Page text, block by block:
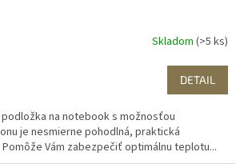
Skladom (>5 ks)
DETAIL
na notebook s možnosťou
je nesmierne pohodlná, praktická
Vám zabezpečiť optimálnu teplotu...